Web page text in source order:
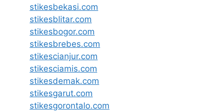
stikesbekasi.com
stikesblitar.com
stikesbogor.com
stikesbrebes.com
stikescianjur.com
stikesciamis.com
stikesdemak.com
stikesgarut.com
stikesgorontalo.com